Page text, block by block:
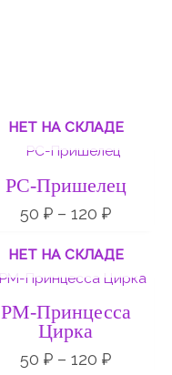
НЕТ НА СКЛАДЕ
РС-Пришелец
50 ₽ – 120 ₽
цен:
–
120 ₽
НЕТ НА СКЛАДЕ
РМ-Принцесса
Цирка
50 ₽ – 120 ₽
цен:
50 ₽
–